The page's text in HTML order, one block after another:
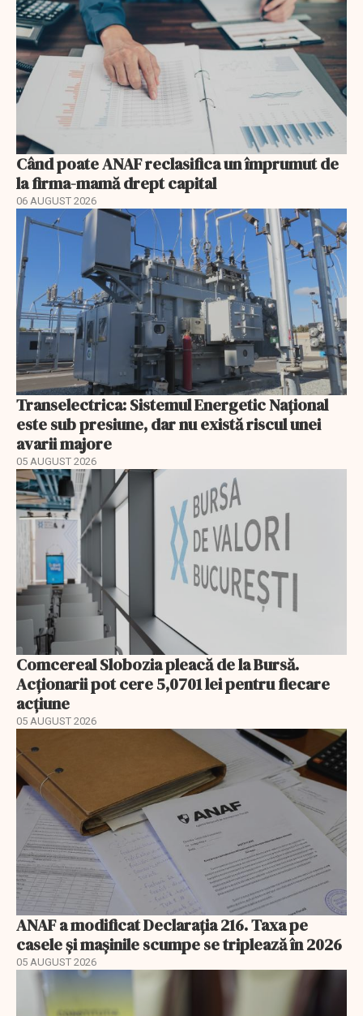
Când poate ANAF reclasifica un împrumut de
la firma-mamă drept capital
06 AUGUST 2026
Transelectrica: Sistemul Energetic Național
este sub presiune, dar nu există riscul unei
avarii majore
05 AUGUST 2026
Comcereal Slobozia pleacă de la Bursă.
Acționarii pot cere 5,0701 lei pentru fiecare
acțiune
05 AUGUST 2026
ANAF a modificat Declarația 216. Taxa pe
casele și mașinile scumpe se triplează în 2026
05 AUGUST 2026